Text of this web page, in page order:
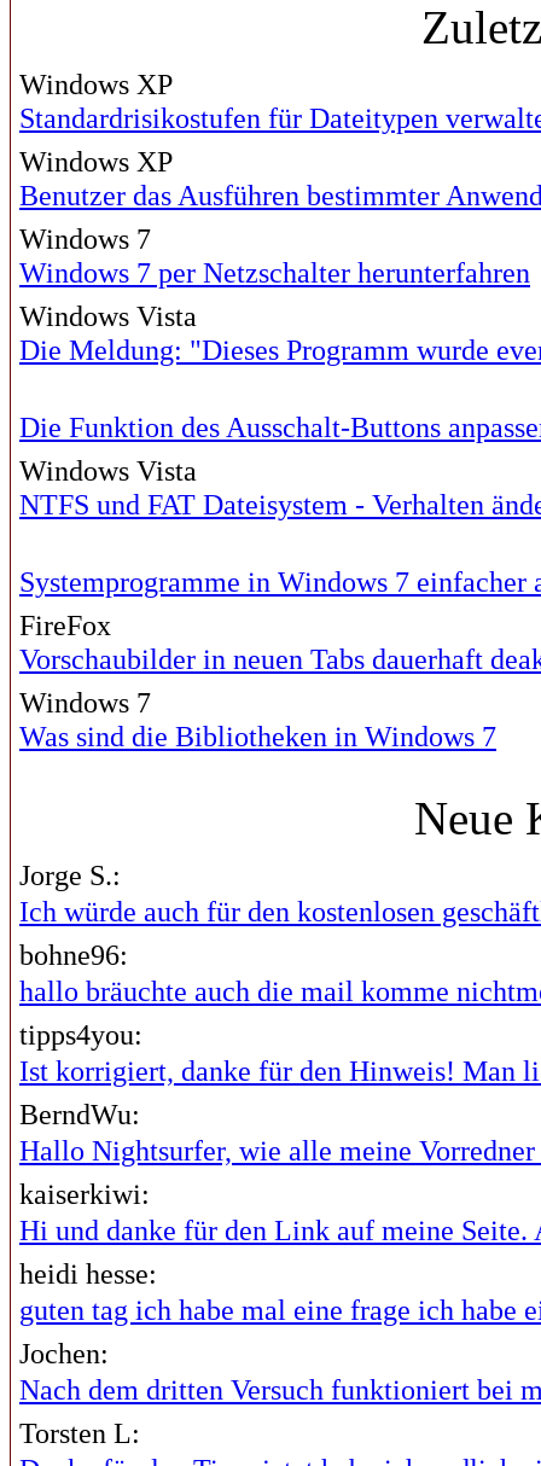
Windows XP
Standardrisikostufen für Dateitypen
Windows XP
Benutzer das Ausführen bestimmter
Windows 7
Windows 7 per Netzschalter herunterfahren
Windows Vista
Die Meldung: "Dieses Programm wurde
Die Funktion des Ausschalt-Buttons
Windows Vista
NTFS und FAT Dateisystem - Verhalten
Systemprogramme in Windows 7 einfacher
FireFox
Vorschaubilder in neuen Tabs dauerhaft
Windows 7
Was sind die Bibliotheken in Windows 7
Neue
Jorge S.:
Ich würde auch für den kostenlosen
bohne96:
hallo bräuchte auch die mail komme
tipps4you:
Ist korrigiert, danke für den Hinweis! Man
BerndWu:
Hallo Nightsurfer, wie alle meine
kaiserkiwi:
Hi und danke für den Link auf meine
heidi hesse:
guten tag ich habe mal eine frage ich habe
Jochen:
Nach dem dritten Versuch funktioniert bei
Torsten L: